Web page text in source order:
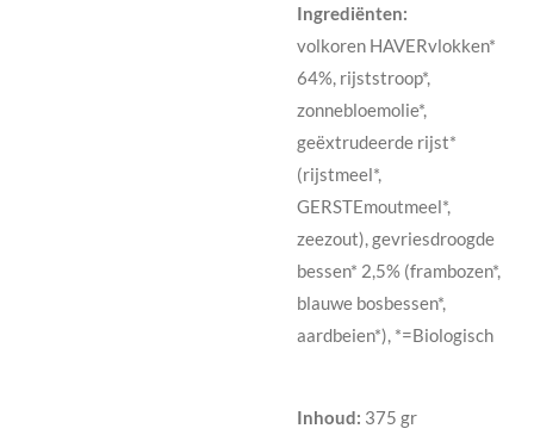
Ingrediënten:
volkoren HAVERvlokken*
64%, rijststroop*,
zonnebloemolie*,
geëxtrudeerde rijst*
(rijstmeel*,
GERSTEmoutmeel*,
zeezout), gevriesdroogde
bessen* 2,5% (frambozen*,
blauwe bosbessen*,
aardbeien*), *=Biologisch
Inhoud: 375 gr